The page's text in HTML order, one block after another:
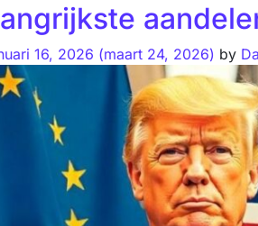
16, 2026 (maart 24, 2026) by